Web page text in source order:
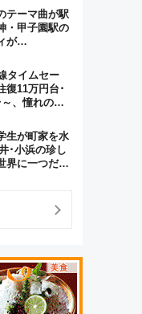
列車で横浜
テーマ曲が駅
・甲子園駅の
が
特別仕様へ、
ら
タイムセー
復11万円台･
、憧れのビ
狙える激アツ
8/10まで）
生が町家を水
･小浜の珍し
界に一つだけ